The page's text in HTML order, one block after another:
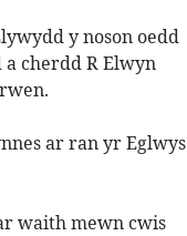
y noson oedd
cherdd R Elwyn
ar ran yr Eglwys
waith mewn cwis